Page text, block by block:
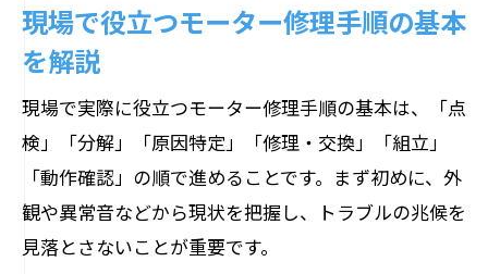
現場で役立つモーター修理手順の基本
を解説
現場で実際に役立つモーター修理手順の基本は、「点
検」「分解」「原因特定」「修理・交換」「組立」
「動作確認」の順で進めることです。まず初めに、外
観や異常音などから現状を把握し、トラブルの兆候を
見落とさないことが重要です。